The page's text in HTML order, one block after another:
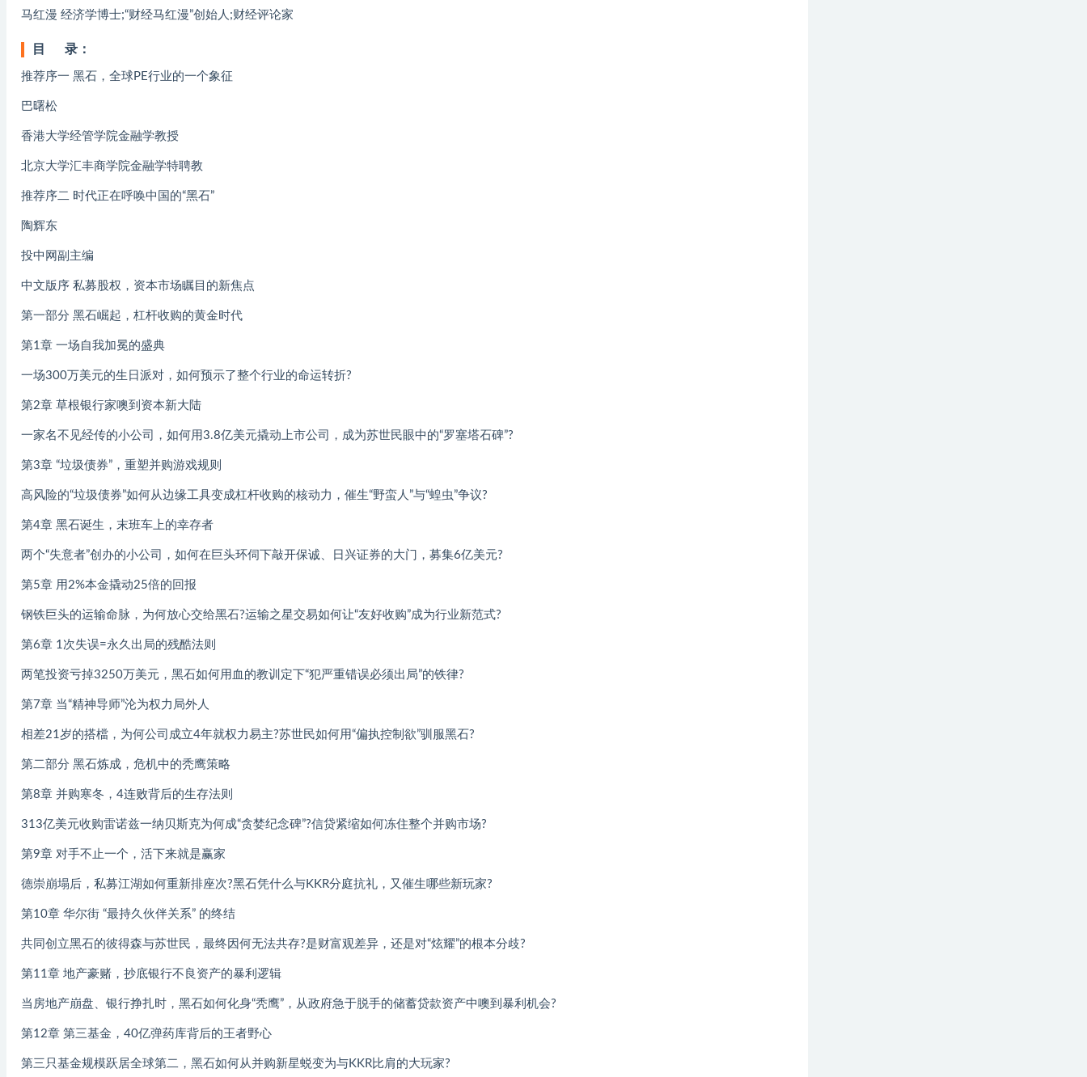
马红漫 经济学博士;“财经马红漫”创始人;财经评论家
目 录：
推荐序一 黑石，全球PE行业的一个象征
巴曙松
香港大学经管学院金融学教授
北京大学汇丰商学院金融学特聘教
推荐序二 时代正在呼唤中国的“黑石”
陶辉东
投中网副主编
中文版序 私募股权，资本市场瞩目的新焦点
第一部分 黑石崛起，杠杆收购的黄金时代
第1章 一场自我加冕的盛典
一场300万美元的生日派对，如何预示了整个行业的命运转折?
第2章 草根银行家噢到资本新大陆
一家名不见经传的小公司，如何用3.8亿美元撬动上市公司，成为苏世民眼中的“罗塞塔石碑”?
第3章 “垃圾债券”，重塑并购游戏规则
高风险的“垃圾债券”如何从边缘工具变成杠杆收购的核动力，催生“野蛮人”与“蝗虫”争议?
第4章 黑石诞生，末班车上的幸存者
两个“失意者”创办的小公司，如何在巨头环伺下敲开保诚、日兴证券的大门，募集6亿美元?
第5章 用2%本金撬动25倍的回报
钢铁巨头的运输命脉，为何放心交给黑石?运输之星交易如何让“友好收购”成为行业新范式?
第6章 1次失误=永久出局的残酷法则
两笔投资亏掉3250万美元，黑石如何用血的教训定下“犯严重错误必须出局”的铁律?
第7章 当“精神导师”沦为权力局外人
相差21岁的搭檔，为何公司成立4年就权力易主?苏世民如何用“偏执控制欲”驯服黑石?
第二部分 黑石炼成，危机中的秃鹰策略
第8章 并购寒冬，4连败背后的生存法则
313亿美元收购雷诺兹一纳贝斯克为何成“贪婪纪念碑”?信贷紧缩如何冻住整个并购市场?
第9章 对手不止一个，活下来就是赢家
德崇崩塌后，私募江湖如何重新排座次?黑石凭什么与KKR分庭抗礼，又催生哪些新玩家?
第10章 华尔街 “最持久伙伴关系” 的终结
共同创立黑石的彼得森与苏世民，最终因何无法共存?是财富观差异，还是对“炫耀”的根本分歧?
第11章 地产豪赌，抄底银行不良资产的暴利逻辑
当房地产崩盘、银行挣扎时，黑石如何化身“秃鹰”，从政府急于脱手的储蓄贷款资产中噢到暴利机会?
第12章 第三基金，40亿弹药库背后的王者野心
第三只基金规模跃居全球第二，黑石如何从并购新星蜕变为与KKR比肩的大玩家?